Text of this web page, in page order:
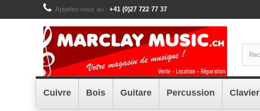
Appelez-nous au : +41 (0)27 722 77 37
Cuivre Bois Guitare Percussion Clavier